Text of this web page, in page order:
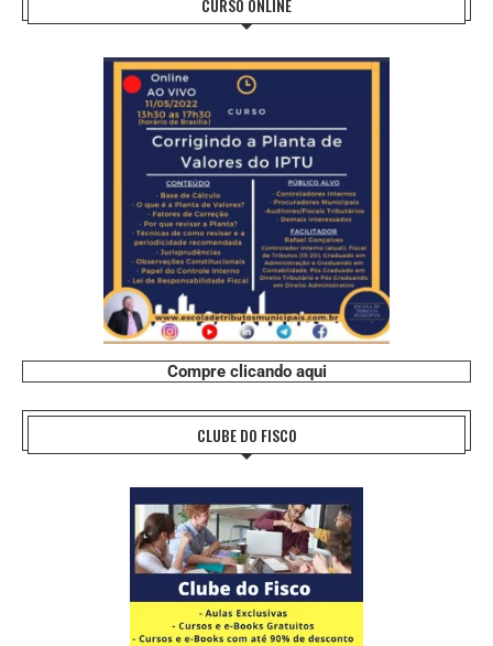
CURSO ONLINE
Compre clicando aqui
CLUBE DO FISCO